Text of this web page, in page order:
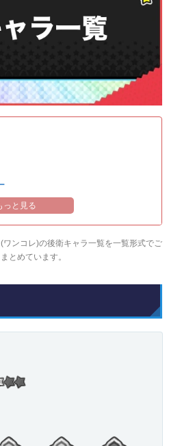
っと見る
ンコレ)の後衛キャラ一覧を一覧形式でご
とめています。